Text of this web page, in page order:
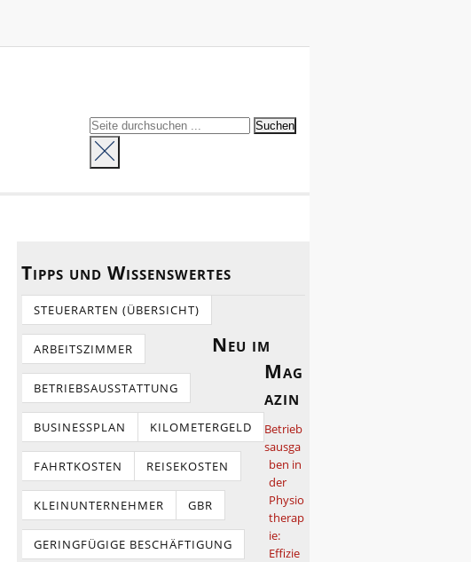
Tipps und Wissenswertes
STEUERARTEN (ÜBERSICHT)
ARBEITSZIMMER
BETRIEBSAUSSTATTUNG
BUSINESSPLAN KILOMETERGELD
FAHRTKOSTEN REISEKOSTEN
KLEINUNTERNEHMER GBR
GERINGFÜGIGE BESCHÄFTIGUNG
Neu im
Mag
azin
Betrieb
sausga
ben in
der
Physio
therap
ie:
Effizie